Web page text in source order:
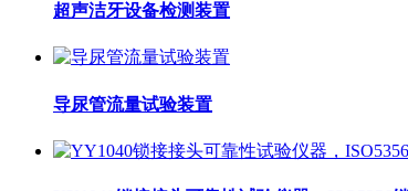
超声洁牙设备检测装置
导尿管流量试验装置